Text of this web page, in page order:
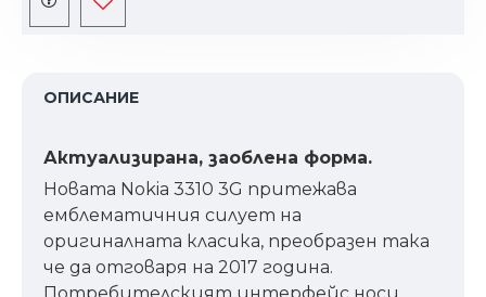
ОПИСАНИЕ
Актуализирана, заоблена форма.
Новата Nokia 3310 3G притежава
емблематичния силует на
оригиналната класика, преобразен така
че да отговаря на 2017 година.